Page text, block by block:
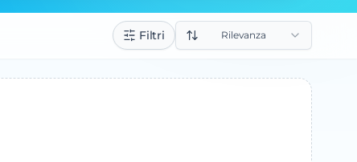
Filtri Rilevanza